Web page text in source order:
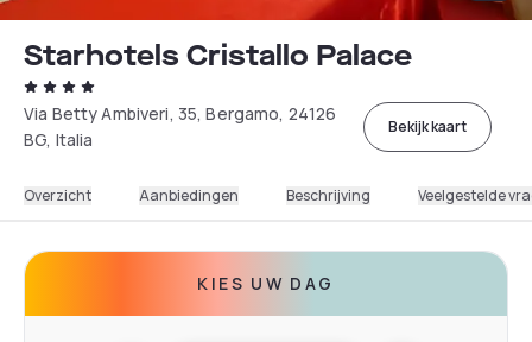
Starhotels Cristallo Palace
Via Betty Ambiveri, 35, Bergamo, 24126
BG, Italia
Bekijk kaart
Overzicht Aanbiedingen Beschrijving Veelgestelde
KIES UW DAG